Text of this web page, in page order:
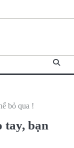
bỏ qua !
tay, bạn